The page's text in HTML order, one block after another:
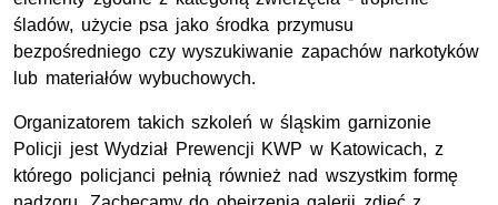
śladów, użycie psa jako środka przymusu
bezpośredniego czy wyszukiwanie zapachów narkotyków
lub materiałów wybuchowych.
Organizatorem takich szkoleń w śląskim garnizonie
Policji jest Wydział Prewencji KWP w Katowicach, z
którego policjanci pełnią również nad wszystkim formę